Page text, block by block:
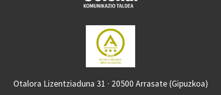
Otalora Lizentziaduna 31 · 20500 Arrasate (Gipuzkoa)